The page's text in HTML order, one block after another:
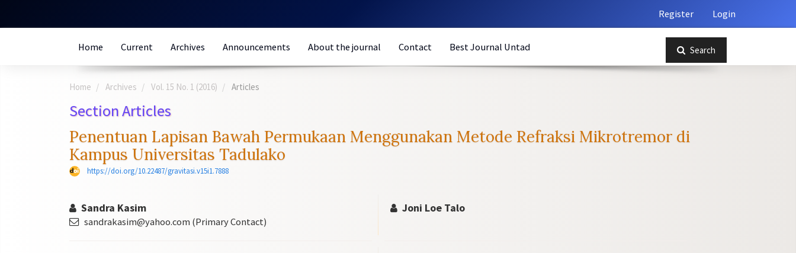
Register Login
Home Current Archives Announcements About the journal Contact Best Journal Untad Search
Home Archives Vol. 15 No. 1 (2016) Articles
Section Articles
Penentuan Lapisan Bawah Permukaan Menggunakan Metode Refraksi Mikrotremor di
Kampus Universitas Tadulako
https://doi.org/10.22487/gravitasi.v15i1.7888
Sandra Kasim
sandrakasim@yahoo.com (Primary Contact)
Joni Loe Talo